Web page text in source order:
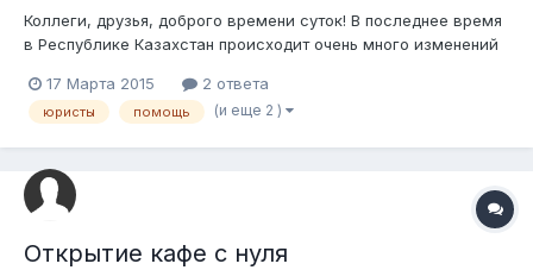
Коллеги, друзья, доброго времени суток! В последнее время
в Республике Казахстан происходит очень много изменений
следующее: необходимо объединить усилия в
предоставлении юридической помощи нуждающимся.
17 Марта 2015 2 ответа
юристы помощь (и еще 2 )
Открытие кафе с нуля